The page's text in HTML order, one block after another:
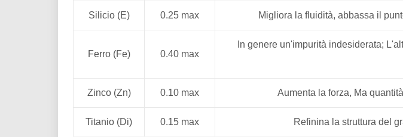
Silicio (E) 0.25 max Migliora la fluidità, abbassa il
Ferro (Fe) 0.40 max
In genere un'impurità indesiderata;
Zinco (Zn) 0.10 max Aumenta la forza, Ma
Titanio (Di) 0.15 max Refinina la struttura del